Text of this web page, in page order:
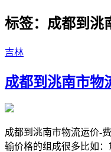
标签：成都到洮
吉林
成都到洮南市物
成都到洮南市物流运价-
输价格的组成很多比如